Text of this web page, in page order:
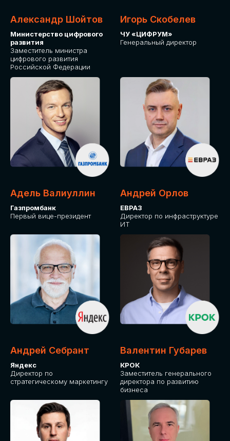
Александр Шойтов
Министерство цифрового
развития
Заместитель министра
цифрового развития
Российской Федерации
Игорь Скобелев
ЧУ «ЦИФРУМ»
Генеральный директор
Адель Валиуллин
Газпромбанк
Первый вице-президент
Андрей Орлов
ЕВРАЗ
Директор по инфраструктуре
ИТ
Андрей Себрант
Яндекс
Директор по
стратегическому маркетингу
Валентин Губарев
КРОК
Заместитель генерального
директора по развитию
бизнеса